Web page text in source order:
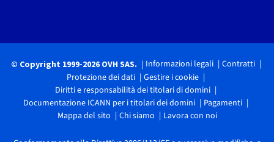
© Copyright 1999-2026 OVH SAS. Informazioni legali
Contratti
Protezione dei dati
Gestire i cookie
Diritti e responsabilità dei titolari di domini
Documentazione ICANN per i titolari dei domini
Pagamenti
Mappa del sito
Chi siamo Lavora con noi